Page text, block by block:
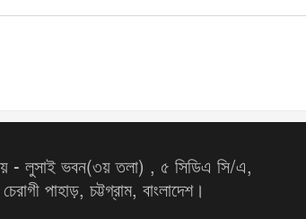
- লুসাই ভবন(৩য় তলা) , ৫ সিডিএ সি/এ,
পাহাড়, চট্টগ্রাম, বাংলাদেশ।